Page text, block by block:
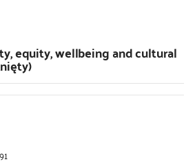
equity, wellbeing and cultural